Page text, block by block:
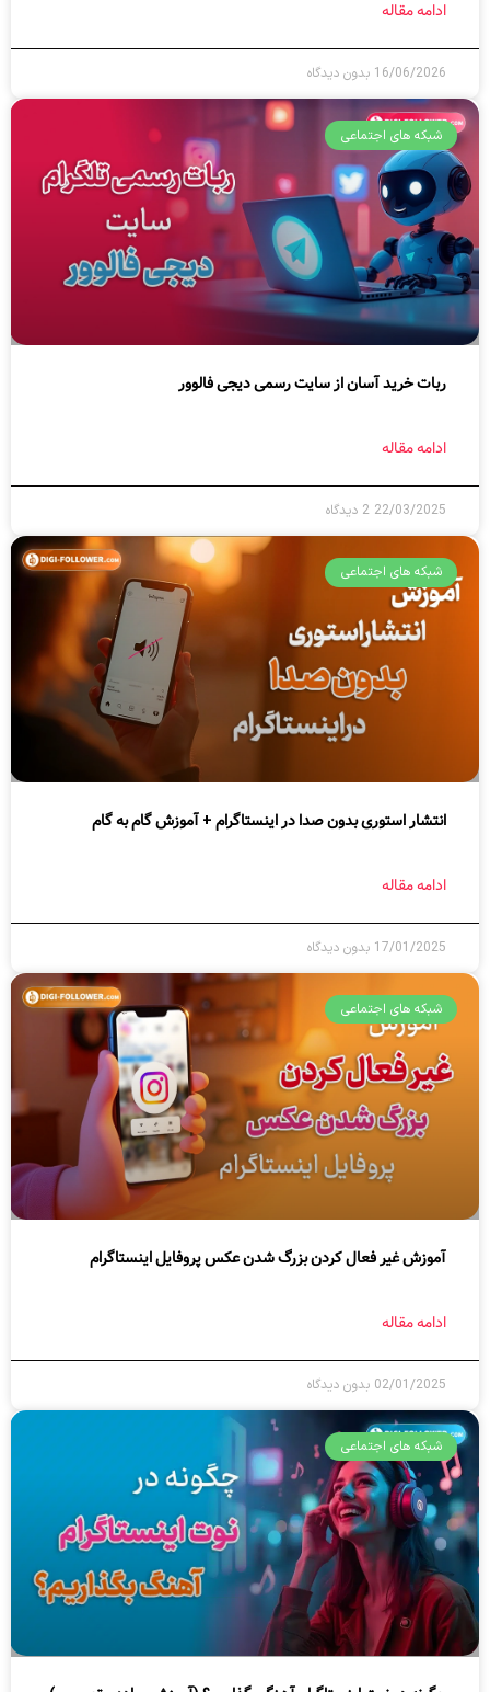
ادامه مقاله
16/06/2026 بدون دیدگاه
شبکه های اجتماعی
ربات خرید آسان از سایت رسمی دیجی فالوور
ادامه مقاله
22/03/2025 2 دیدگاه
شبکه های اجتماعی
انتشار استوری بدون صدا در اینستاگرام + آموزش گام به گام
ادامه مقاله
17/01/2025 بدون دیدگاه
شبکه های اجتماعی
آموزش غیر فعال کردن بزرگ شدن عکس پروفایل اینستاگرام
ادامه مقاله
02/01/2025 بدون دیدگاه
شبکه های اجتماعی